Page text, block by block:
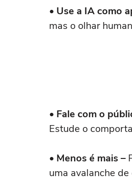
• Use a IA como
mas o olhar
• Fale com o
Estude o
• Menos é mais –
uma avalanche